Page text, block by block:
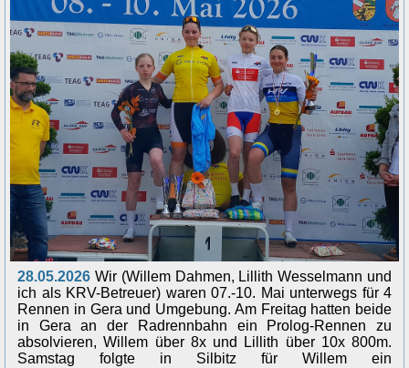
28.05.2026 Wir (Willem Dahmen, Lillith Wesselmann und
ich als KRV-Betreuer) waren 07.-10. Mai unterwegs für 4
Rennen in Gera und Umgebung. Am Freitag hatten beide
in Gera an der Radrennbahn ein Prolog-Rennen zu
absolvieren, Willem über 8x und Lillith über 10x 800m.
Samstag folgte in Silbitz für Willem ein